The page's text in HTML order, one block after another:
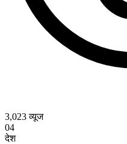
3,023व्यूज
04
देश